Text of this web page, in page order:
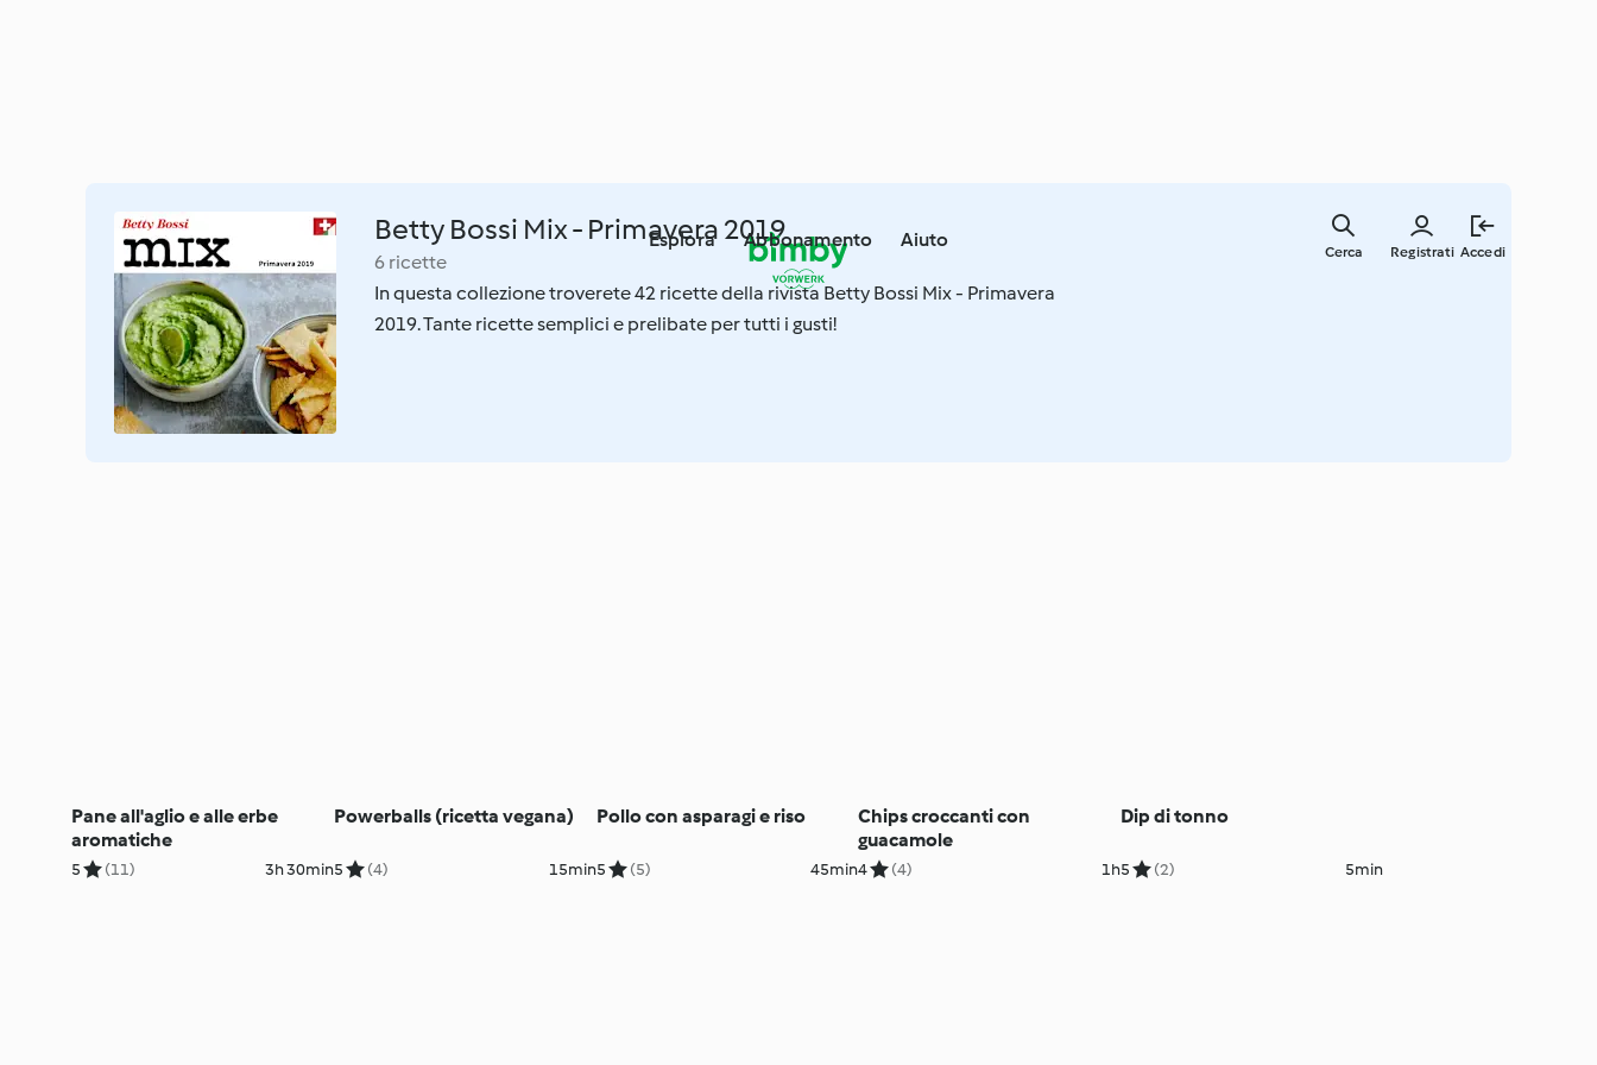
Esplora Abbonamento Aiuto
Registrati Accedi
Cerca
Betty Bossi Mix - Primavera 2019
6 ricette
In questa collezione troverete 42 ricette della rivista Betty Bossi Mix - Primavera
2019. Tante ricette semplici e prelibate per tutti i gusti!
Pane all'aglio e alle erbe
aromatiche
5 (11) 3h 30min
Powerballs (ricetta vegana)
5 (4) 15min
Pollo con asparagi e riso
5 (5) 45min
Chips croccanti con
guacamole
4 (4) 1h
Dip di tonno
5 (2) 5min